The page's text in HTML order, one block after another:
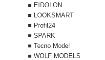
■ EIDOLON
■ LOOKSMART
■ Profil24
■ SPARK
■ Tecno Model
■ WOLF MODELS